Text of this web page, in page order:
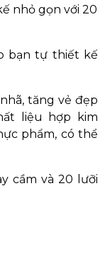
nhỏ gọn với 20
bạn tự thiết kế
tăng vẻ đẹp
liệu hợp kim
phẩm, có thể
cầm và 20 lưỡi